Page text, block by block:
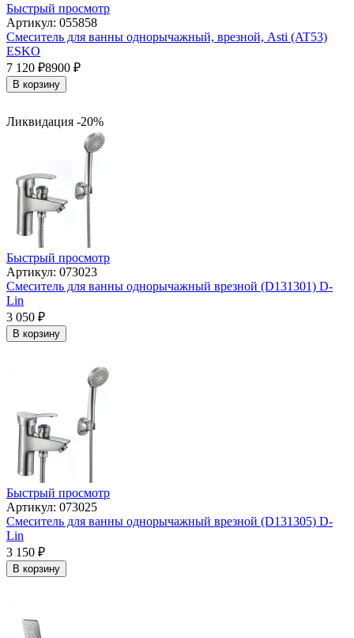
Быстрый просмотр
Артикул: 055858
Смеситель для ванны однорычажный, врезной, Asti (AT53)
ESKO
7 120 ₽8900 ₽
В корзину
Ликвидация -20%
Быстрый просмотр
Артикул: 073023
Смеситель для ванны однорычажный врезной (D131301) D-
Lin
3 050 ₽
В корзину
Быстрый просмотр
Артикул: 073025
Смеситель для ванны однорычажный врезной (D131305) D-
Lin
3 150 ₽
В корзину